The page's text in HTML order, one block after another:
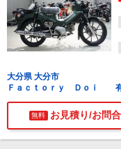
大分県 大分市
Ｆａｃｔｏｒｙ Ｄｏｉ 有
無料 お見積り/お問